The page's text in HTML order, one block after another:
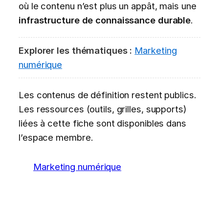
où le contenu n’est plus un appât, mais une
infrastructure de connaissance durable.
Explorer les thématiques : Marketing
numérique
Les contenus de définition restent publics.
Les ressources (outils, grilles, supports)
liées à cette fiche sont disponibles dans
l’espace membre.
Marketing numérique